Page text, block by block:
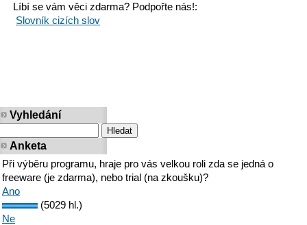
Líbí se vám věci zdarma? Podpořte nás!:
Slovník cizích slov
Vyhledání
Anketa
Při výběru programu, hraje pro vás velkou roli zda se jedná o
freeware (je zdarma), nebo trial (na zkoušku)?
Ano
(5029 hl.)
Ne